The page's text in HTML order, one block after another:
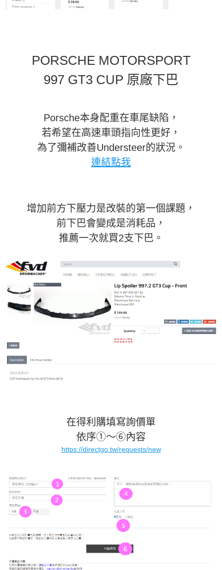
PORSCHE MOTORSPORT
997 GT3 CUP 原廠下巴
Porsche本身配重在車尾缺陷，
若希望在高速車頭指向性更好，
為了彌補改善Understeer的狀況。
連結點我
增加前方下壓力是改裝的第一個課題，
前下巴會變成是消耗品，
推薦一次就買2支下巴。
在得利購填寫詢價單
依序①～⑥內容
https://directgo.tw/requests/new